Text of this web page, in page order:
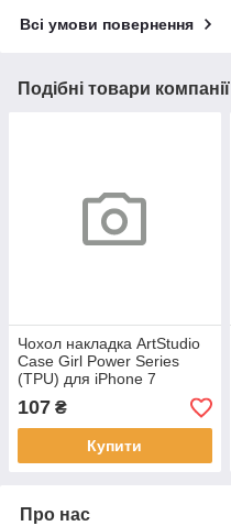
Всі умови повернення
Подібні товари компанії
Чохол накладка ArtStudio
Case Girl Power Series
(TPU) для iPhone 7
107 ₴
Купити
Про нас